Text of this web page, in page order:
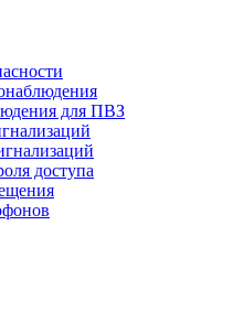
для ПВЗ
доступа